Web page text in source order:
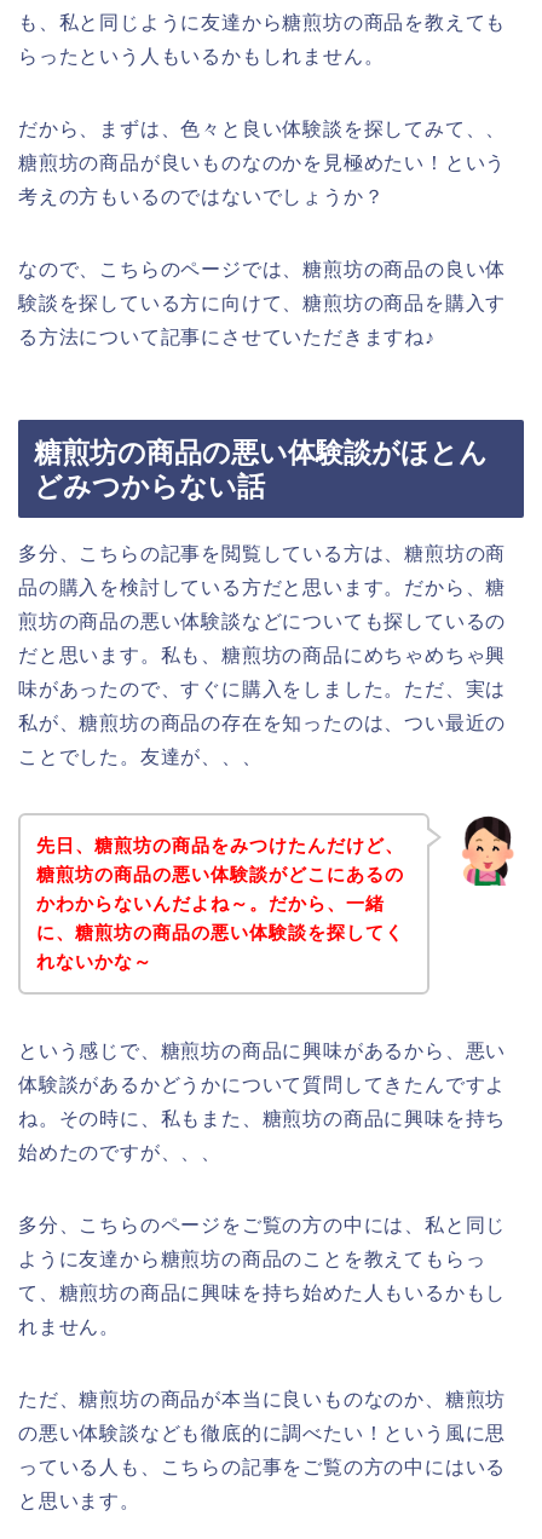
も、私と同じように友達から糖煎坊の商品を教えても
らったという人もいるかもしれません。
だから、まずは、色々と良い体験談を探してみて、、
糖煎坊の商品が良いものなのかを見極めたい！という
考えの方もいるのではないでしょうか？
なので、こちらのページでは、糖煎坊の商品の良い体
験談を探している方に向けて、糖煎坊の商品を購入す
る方法について記事にさせていただきますね♪
糖煎坊の商品の悪い体験談がほとん
どみつからない話
多分、こちらの記事を閲覧している方は、糖煎坊の商
品の購入を検討している方だと思います。だから、糖
煎坊の商品の悪い体験談などについても探しているの
だと思います。私も、糖煎坊の商品にめちゃめちゃ興
味があったので、すぐに購入をしました。ただ、実は
私が、糖煎坊の商品の存在を知ったのは、つい最近の
ことでした。友達が、、、
先日、糖煎坊の商品をみつけたんだけど、
糖煎坊の商品の悪い体験談がどこにあるの
かわからないんだよね～。だから、一緒
に、糖煎坊の商品の悪い体験談を探してく
れないかな～
という感じで、糖煎坊の商品に興味があるから、悪い
体験談があるかどうかについて質問してきたんですよ
ね。その時に、私もまた、糖煎坊の商品に興味を持ち
始めたのですが、、、
多分、こちらのページをご覧の方の中には、私と同じ
ように友達から糖煎坊の商品のことを教えてもらっ
て、糖煎坊の商品に興味を持ち始めた人もいるかもし
れません。
ただ、糖煎坊の商品が本当に良いものなのか、糖煎坊
の悪い体験談なども徹底的に調べたい！という風に思
っている人も、こちらの記事をご覧の方の中にはいる
と思います。